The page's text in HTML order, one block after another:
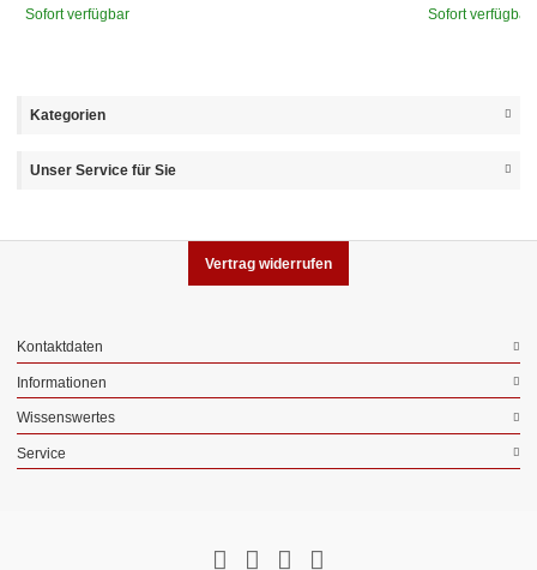
Sofort verfügbar Sofort verfügbar
Kategorien
Unser Service für Sie
Vertrag widerrufen
Kontaktdaten
Informationen
Wissenswertes
Service